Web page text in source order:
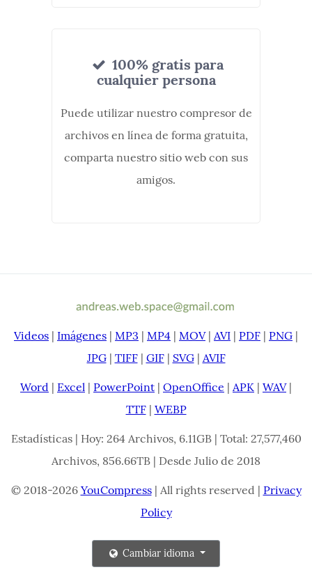
100% gratis para
cualquier persona
Puede utilizar nuestro compresor de
archivos en línea de forma gratuita,
comparta nuestro sitio web con sus
amigos.
Videos | Imágenes | MP3 | MP4 | MOV| AVI | PDF | PNG |
JPG| TIFF| GIF| SVG| AVIF
Word | Excel | PowerPoint | OpenOffice | APK | WAV|
TTF| WEBP
Estadísticas | Hoy: 264 Archivos, 6.11GB | Total: 27,577,460
Archivos, 856.66TB | Desde Julio de 2018
© 2018-2026 YouCompress| All rights reserved | Privacy
Policy
Cambiar idioma